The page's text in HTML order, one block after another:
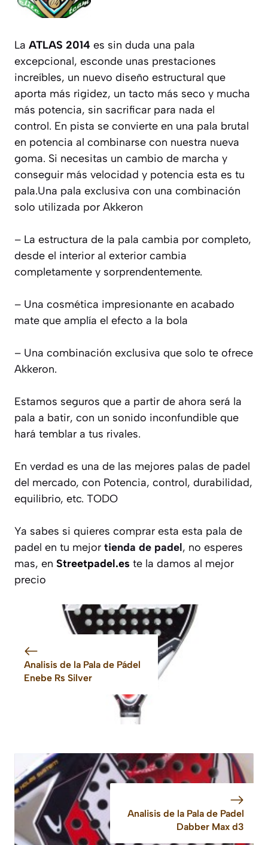
La ATLAS 2014 es sin duda una pala
excepcional, esconde unas prestaciones
increíbles, un nuevo diseño estructural que
aporta más rigidez, un tacto más seco y mucha
más potencia, sin sacrificar para nada el
control. En pista se convierte en una pala brutal
en potencia al combinarse con nuestra nueva
goma. Si necesitas un cambio de marcha y
conseguir más velocidad y potencia esta es tu
pala.Una pala exclusiva con una combinación
solo utilizada por Akkeron
– La estructura de la pala cambia por completo,
desde el interior al exterior cambia
completamente y sorprendentemente.
– Una cosmética impresionante en acabado
mate que amplía el efecto a la bola
– Una combinación exclusiva que solo te ofrece
Akkeron.
Estamos seguros que a partir de ahora será la
pala a batir, con un sonido inconfundible que
hará temblar a tus rivales.
En verdad es una de las mejores palas de padel
del mercado, con Potencia, control, durabilidad,
equilibrio, etc. TODO
Ya sabes si quieres comprar esta esta pala de
padel en tu mejor tienda de padel, no esperes
mas, en Streetpadel.es te la damos al mejor
precio
Analisis de la Pala de Pádel
Enebe Rs Silver
Analisis de la Pala de Padel
Dabber Max d3